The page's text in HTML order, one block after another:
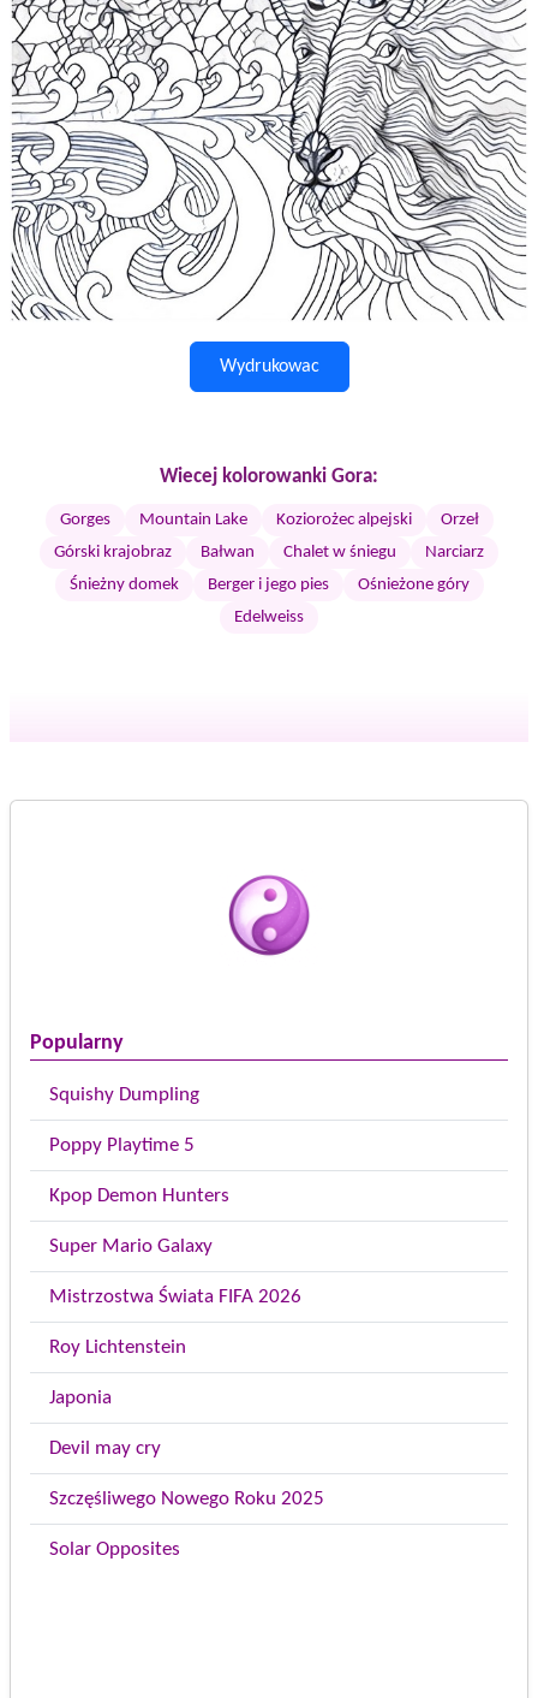
Popularny
Squishy Dumpling
Poppy Playtime 5
Kpop Demon Hunters
Super Mario Galaxy
Mistrzostwa Świata FIFA 2026
Roy Lichtenstein
Japonia
Devil may cry
Szczęśliwego Nowego Roku 2025
Solar Opposites
Wydrukowac
Wiecej kolorowanki Gora:
Gorges Mountain Lake Koziorożec alpejski
Orzeł
Górski krajobraz
Bałwan Chalet w śniegu
Narciarz
Śnieżny domek
Berger i jego pies
Ośnieżone góry
Edelweiss